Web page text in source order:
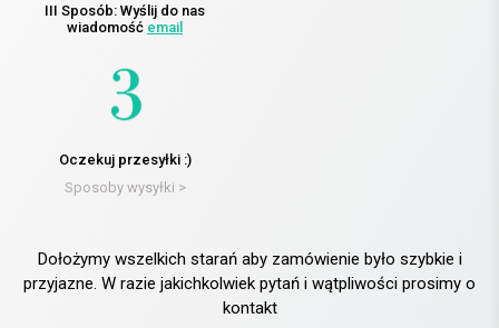
III Sposób: Wyślij do nas
wiadomość email
Oczekuj przesyłki :)
Sposoby wysyłki >
Dołożymy wszelkich starań aby zamówienie było szybkie i
przyjazne. W razie jakichkolwiek pytań i wątpliwości prosimy o
kontakt